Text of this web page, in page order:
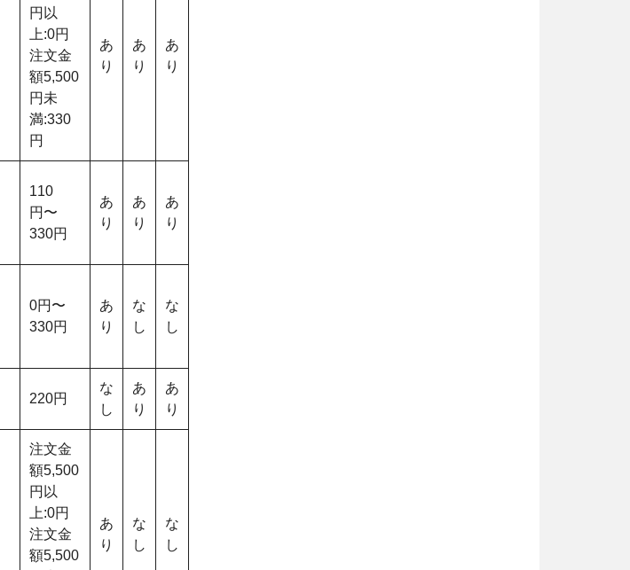
円以
上:0円
注文金
額5,500
円未
満:330
円
あ
り
あ
り
あ
り
110
円〜
330円
あ
り
あ
り
あ
り
0円〜
330円
あ
り
な
し
な
し
220円
な
し
あ
り
あ
り
注文金
額5,500
円以
上:0円
注文金
額5,500
あ
り
な
し
な
し